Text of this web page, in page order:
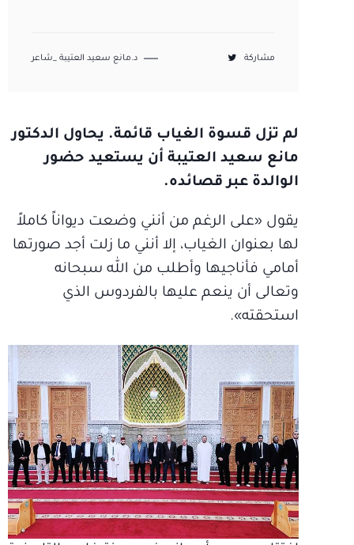
مشاركة د.مانع سعيد العتيبة _شاعر
لم تزل قسوة الغياب قائمة. يحاول الدكتور
مانع سعيد العتيبة أن يستعيد حضور
الوالدة عبر قصائده.
يقول «على الرغم من أنني وضعت ديواناً كاملاً
لها بعنوان الغياب، إلا أنني ما زلت أجد صورتها
أمامي فأناجيها وأطلب من الله سبحانه
وتعالى أن ينعم عليها بالفردوس الذي
استحقته».